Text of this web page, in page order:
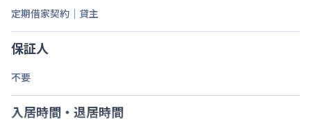
定期借家契約｜貸主
保証人
不要
入居時間・退居時間